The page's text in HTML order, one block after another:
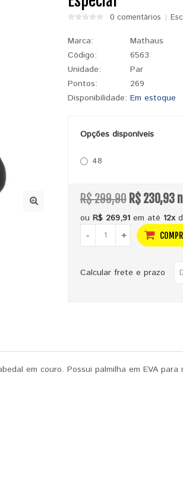
0 comentários
Marca:
Mathaus
Código:
6563
Unidade:
Par
Pontos:
269
Disponibilidade: Em estoque
Opções disponíveis
48
R$ 299,90 R$ 230,93
ou R$ 269,91em até 12x
-
+
Calcular frete e prazo
em couro. Possui palmilha em EVA